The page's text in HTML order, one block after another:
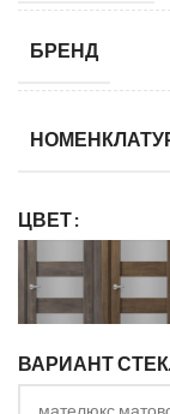
БРЕНД
ЦВЕТ
ВАРИАНТ